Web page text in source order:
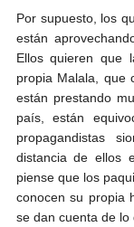
Por supuesto, los
están
Ellos quieren que
propia Malala, que
están prestando
país, están
propagandistas
distancia de ellos
piense que los
conocen su propia
se dan cuenta de lo